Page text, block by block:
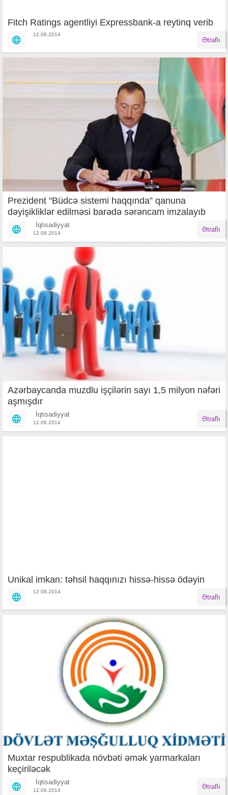
Fitch Ratings agentliyi Expressbank-a reytinq verib
12.08.2014
Ətraflı
Prezident "Büdcə sistemi haqqında” qanuna
dəyişikliklər edilməsi barədə sərəncam imzalayıb
İqtisadiyyat
12.08.2014 Ətraflı
Azərbaycanda muzdlu işçilərin sayı 1,5 milyon nəfəri
aşmışdır
İqtisadiyyat
12.08.2014 Ətraflı
Unikal imkan: təhsil haqqınızı hissə-hissə ödəyin
12.08.2014
Ətraflı
Muxtar respublikada növbəti əmək yarmarkaları
keçiriləcək
İqtisadiyyat
12.08.2014 Ətraflı